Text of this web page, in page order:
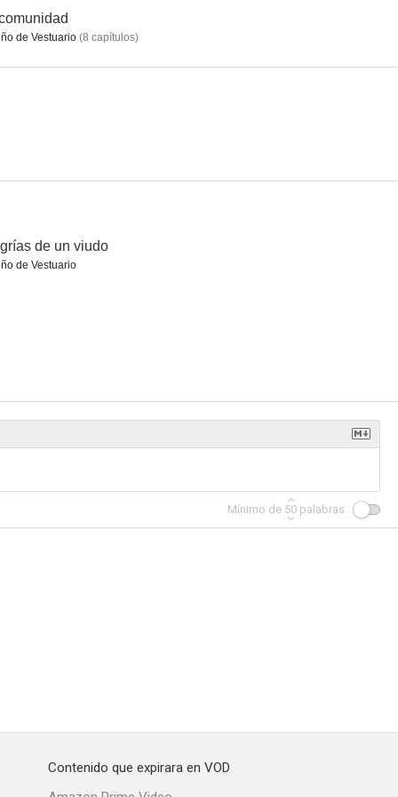
de Vestuario (8 capítulos)
de un viudo
de Vestuario
Mínimo de 50 palabras
Contenido que expirara en VOD